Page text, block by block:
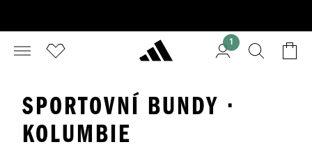
1
SPORTOVNÍ BUNDY ·
KOLUMBIE